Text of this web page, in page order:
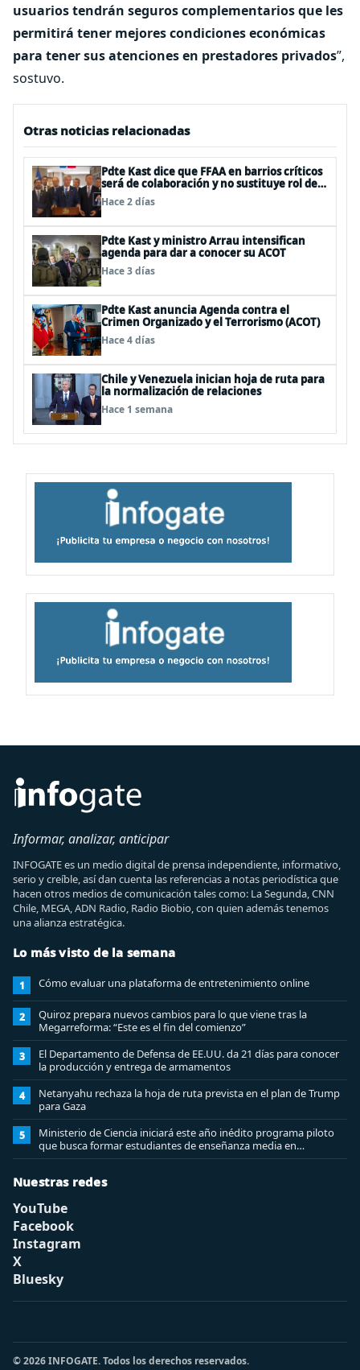
usuarios tendrán seguros complementarios que les
permitirá tener mejores condiciones económicas
para tener sus atenciones en prestadores privados”,
sostuvo.
Otras noticias relacionadas
Pdte Kast dice que FFAA en barrios críticos
será de colaboración y no sustituye rol de
policías en control del orden público
Hace 2 días
Pdte Kast y ministro Arrau intensifican
agenda para dar a conocer su ACOT
Hace 3 días
Pdte Kast anuncia Agenda contra el
Crimen Organizado y el Terrorismo (ACOT)
Hace 4 días
Chile y Venezuela inician hoja de ruta para
la normalización de relaciones
Hace 1 semana
Informar, analizar, anticipar
INFOGATE es un medio digital de prensa independiente, informativo,
serio y creíble, así dan cuenta las referencias a notas periodística que
hacen otros medios de comunicación tales como: La Segunda, CNN
Chile, MEGA, ADN Radio, Radio Biobio, con quien además tenemos
una alianza estratégica.
Lo más visto de la semana
1 Cómo evaluar una plataforma de entretenimiento online
2
Quiroz prepara nuevos cambios para lo que viene tras la
Megarreforma: “Este es el fin del comienzo”
3
El Departamento de Defensa de EE.UU. da 21 días para conocer
la producción y entrega de armamentos
4
Netanyahu rechaza la hoja de ruta prevista en el plan de Trump
para Gaza
5
Ministerio de Ciencia iniciará este año inédito programa piloto
que busca formar estudiantes de enseñanza media en
ciberseguridad
Nuestras redes
YouTube
Facebook
Instagram
X
Bluesky
© 2026 INFOGATE. Todos los derechos reservados.